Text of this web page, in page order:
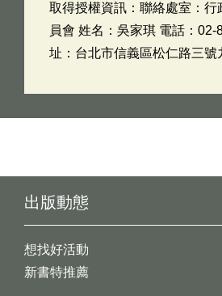
取得授權資訊：聯絡處室：行
員會 姓名：吳家琪 電話：02-
址：台北市信義區松仁路三號
出版動態
想找好活動
新書特推薦